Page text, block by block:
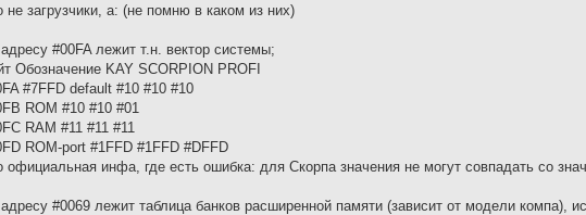
не загрузчики, а: (не помню в каком из них)
#00FA лежит т.н. вектор системы;
Обозначение KAY SCORPION PROFI
#7FFD default #10 #10 #10
ROM #10 #10 #01
RAM #11 #11 #11
ROM-port #1FFD #1FFD #DFFD
официальная инфа, где есть ошибка: для Скорпа значения не могут совпадать со
#0069 лежит таблица банков расширенной памяти (зависит от модели компа),